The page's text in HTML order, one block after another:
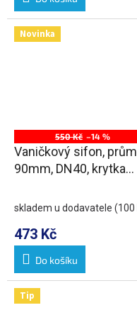
Novinka
550 Kč –14 %
Vaničkový sifon,
90mm, DN40, krytka
skladem u dodavatele (100
473 Kč
Do košíku
Tip